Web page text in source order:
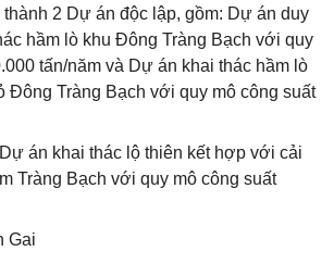
2 Dự án độc lập, gồm: Dự án duy
hầm lò khu Đông Tràng Bạch với quy
tấn/năm và Dự án khai thác hầm lò
Đông Tràng Bạch với quy mô công suất
án khai thác lộ thiên kết hợp với cải
Tràng Bạch với quy mô công suất
Gai